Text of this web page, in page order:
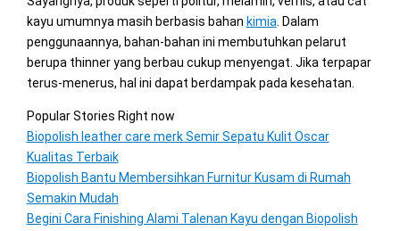
kayu umumnya masih berbasis bahan kimia . Dalam
penggunaannya, bahan-bahan ini membutuhkan pelarut
berupa thinner yang berbau cukup menyengat. Jika terpapar
terus-menerus, hal ini dapat berdampak pada kesehatan.
Popular Stories Right now
Biopolish leather care merk Semir Sepatu Kulit Oscar
Kualitas Terbaik
Biopolish Bantu Membersihkan Furnitur Kusam di Rumah
Semakin Mudah
Begini Cara Finishing Alami Talenan Kayu dengan Biopolish